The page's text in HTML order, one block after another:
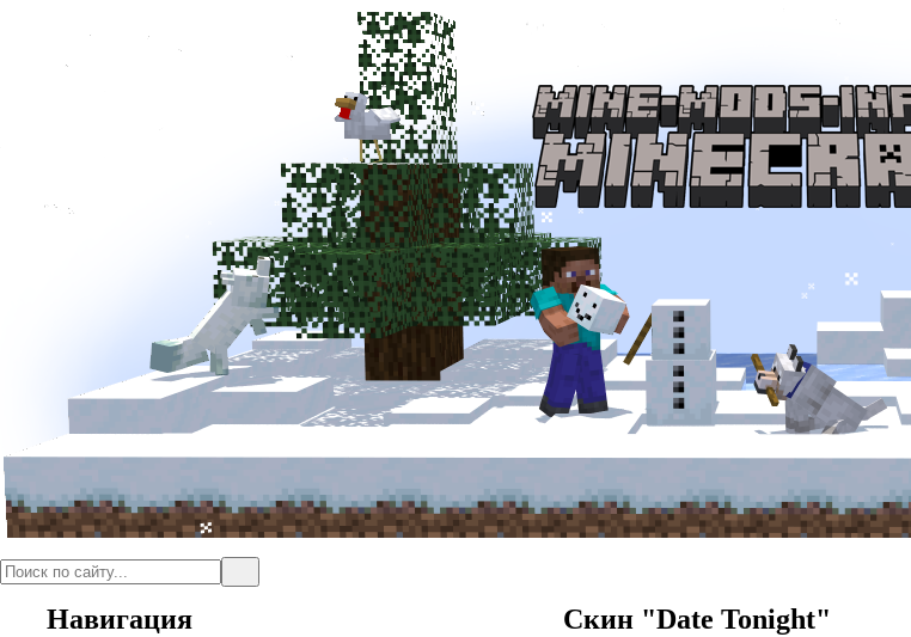
Навигация Скин "Date Tonight"